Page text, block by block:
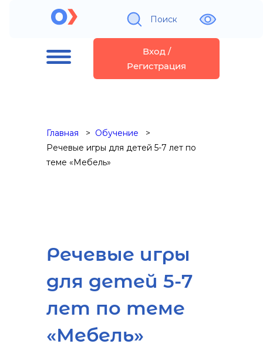
Поиск
Вход /
Регистрация
Главная
Обучение
Речевые игры для детей 5-7 лет по
теме «Мебель»
Речевые игры
для детей 5-7
лет по теме
«Мебель»